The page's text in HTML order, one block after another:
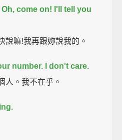
Oh, come on! I'll tell you
說嘛!我再跟妳說我的。
number. I don't care.
人。我不在乎。